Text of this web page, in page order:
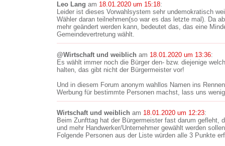
Leo Lang am 18.01.2020 um 15:18:
Leider ist dieses Vorwahlsystem sehr undemokratisch
Wähler daran teilnehmen(so war es das letzte mal). Da
mehr geändert werden kann, bedeutet das, das eine
Gemeindevertretung wählt.
@Wirtschaft und weiblich am 18.01.2020 um 13:36:
Es wählt immer noch die Bürger den- bzw. diejenige
halten, das gibt nicht der Bürgermeister vor!
Und in diesem Forum anonym wahllos Namen ins
Werbung für bestimmte Personen machst, lass uns
Wirtschaft und weiblich am 18.01.2020 um 12:23:
Beim Zunfttag hat der Bürgermeister fast darum gefleht,
und mehr Handwerker/Unternehmer gewählt werden
Folgende Personen aus der Liste würden alle 3 Punkte